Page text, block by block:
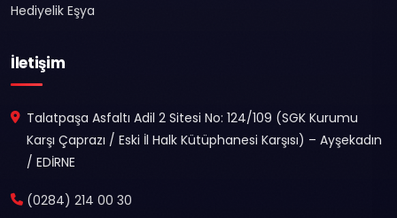
Hediyelik Eşya
İletişim
Talatpaşa Asfaltı Adil 2 Sitesi No: 124/109 (SGK Kurumu
Karşı Çaprazı / Eski İl Halk Kütüphanesi Karşısı) – Ayşekadın
/ EDİRNE
(0284) 214 00 30